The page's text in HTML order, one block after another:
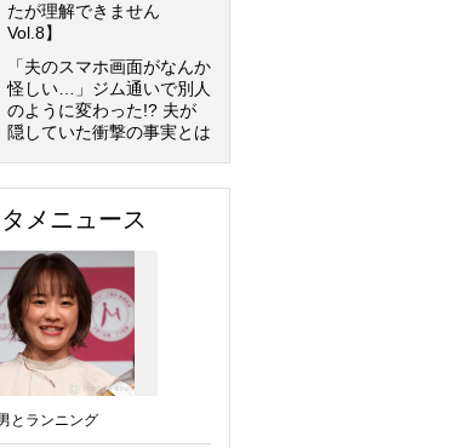
たが理解できません
Vol.8】
「夫のスマホ画面がなんか
怪しい…」ジム通いで別人
のように変わった!? 夫が
隠していた衝撃の事実とは
メニュース
とランニング